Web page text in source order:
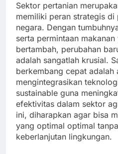
Sektor pertanian
memiliki peran strategis di
negara. Dengan
serta permintaan
bertambah, perubahan
adalah sangatlah krusial.
berkembang cepat
mengintegrasikan
sustainable guna
efektivitas dalam sektor
ini, diharapkan agar bisa
yang optimal optimal
keberlanjutan lingkungan.